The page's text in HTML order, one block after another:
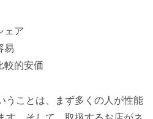
ェア
易
較的安価
うことは、まず多くの人が性能